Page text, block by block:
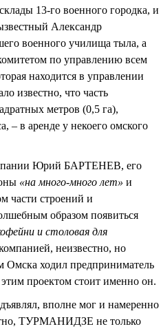
13-го военного городка, и
Александр
военного училища тыла, а
по управлению всем
находится в управлении
известно, что часть
метров (0,5 га),
– в аренде у некоего омского
Юрий БАРТЕНЕВ, его
«на много-много лет» и
части строений и
образом появиться
и столовая для
неизвестно, но
Омска ходил предприниматель
проектом стоит именно он.
вполне мог и намеренно
ТУРМАНИДЗЕ не только